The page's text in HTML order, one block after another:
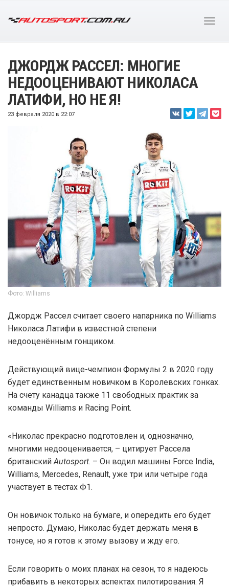
ДЖОРДЖ РАССЕЛ: МНОГИЕ
НЕДООЦЕНИВАЮТ НИКОЛАСА
ЛАТИФИ, НО НЕ Я!
23 февраля 2020 в 22:07
Фото: Williams
Джордж Рассел считает своего напарника по Williams
Николаса Латифи в известной степени
недооценённым гонщиком.
Действующий вице-чемпион Формулы 2 в 2020 году
будет единственным новичком в Королевских гонках.
На счету канадца также 11 свободных практик за
команды Williams и Racing Point.
«Николас прекрасно подготовлен и, однозначно,
многими недооценивается, – цитирует Рассела
британский Autosport. – Он водил машины Force India,
Williams, Mercedes, Renault, уже три или четыре года
участвует в тестах Ф1.
Он новичок только на бумаге, и опередить его будет
непросто. Думаю, Николас будет держать меня в
тонусе, но я готов к этому вызову и жду его.
Если говорить о моих планах на сезон, то я надеюсь
прибавить в некоторых аспектах пилотирования. Я